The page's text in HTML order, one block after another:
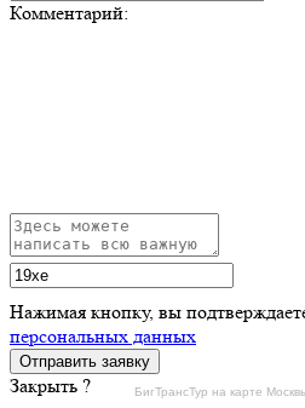
БигТрансТур на карте
Комментарий:
Нажимая кнопку, вы
персональных данных
Закрыть ?